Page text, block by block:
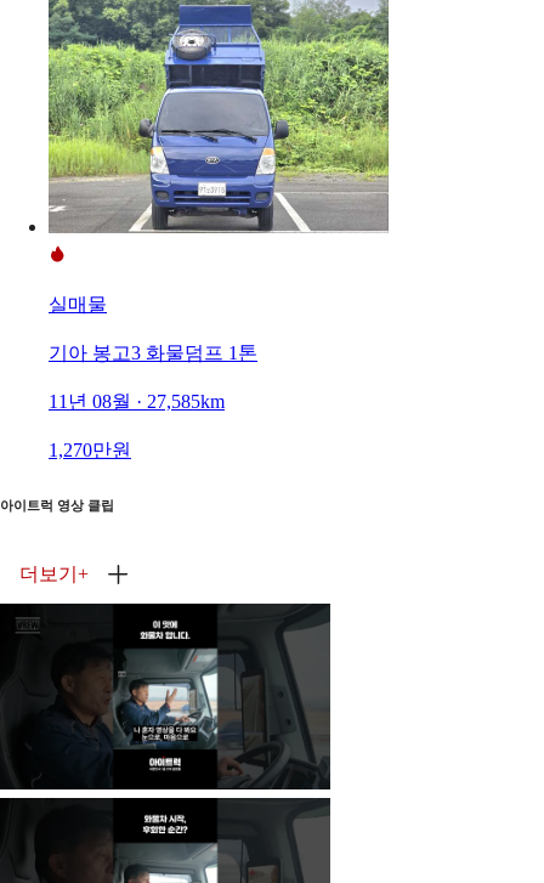
실매물
기아 봉고3 화물덤프 1톤
11년 08월 · 27,585km
1,270만원
아이트럭 영상 클립
더보기 +